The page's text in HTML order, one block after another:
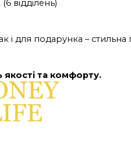
відділень)
і для подарунка –
якості та комфорту.